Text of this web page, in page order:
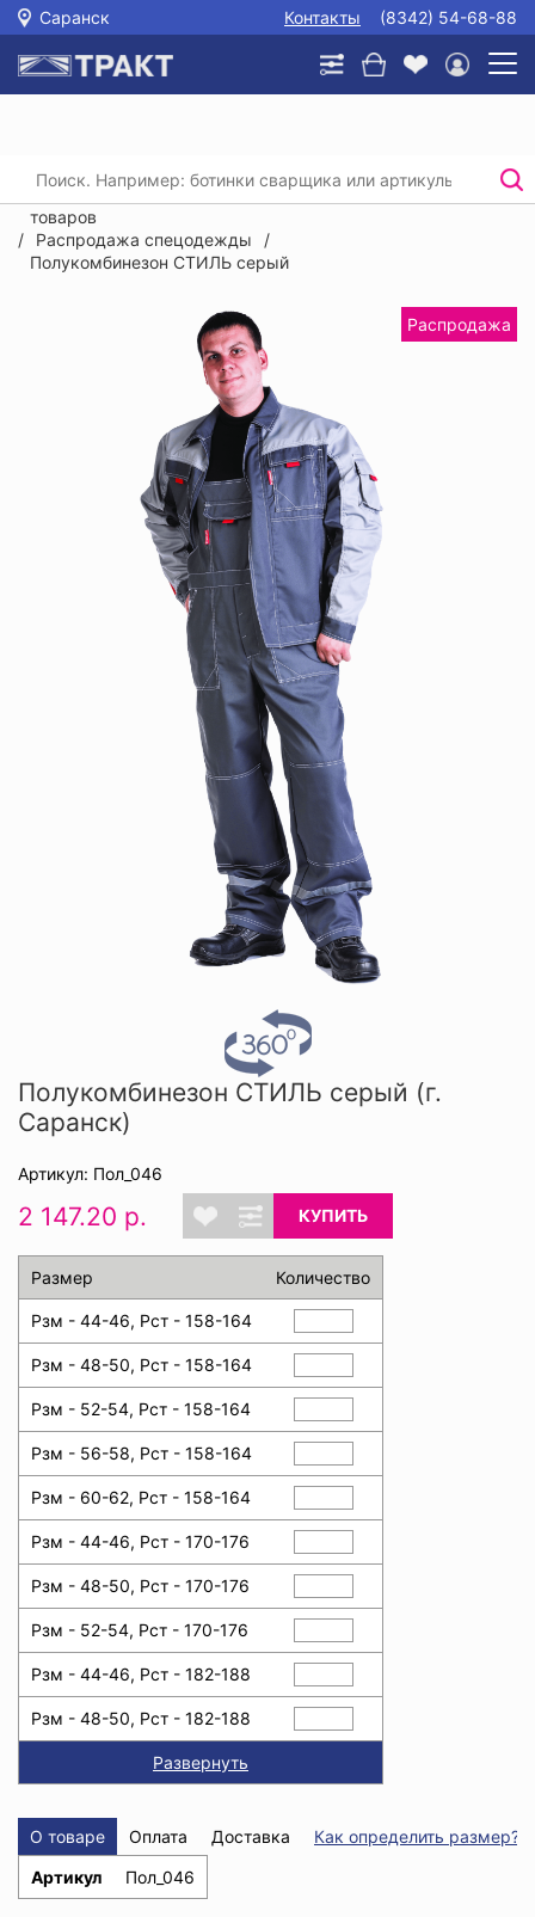
Саранск Контакты (8342) 54-68-88
Главная /
/
Распродажа спецодежды, спецобуви, СИЗ и прочих
товаров
/
Распродажа спецодежды
/
Полукомбинезон СТИЛЬ серый
Распродажа
Полукомбинезон СТИЛЬ серый (г.
Саранск)
Артикул: Пол_046
2 147.20 р. КУПИТЬ
Размер Количество
Рзм - 44-46, Рст - 158-164
Рзм - 48-50, Рст - 158-164
Рзм - 52-54, Рст - 158-164
Рзм - 56-58, Рст - 158-164
Рзм - 60-62, Рст - 158-164
Рзм - 44-46, Рст - 170-176
Рзм - 48-50, Рст - 170-176
Рзм - 52-54, Рст - 170-176
Рзм - 44-46, Рст - 182-188
Рзм - 48-50, Рст - 182-188
Развернуть
О товаре Оплата Доставка
Как определить размер?
Артикул
Пол_046